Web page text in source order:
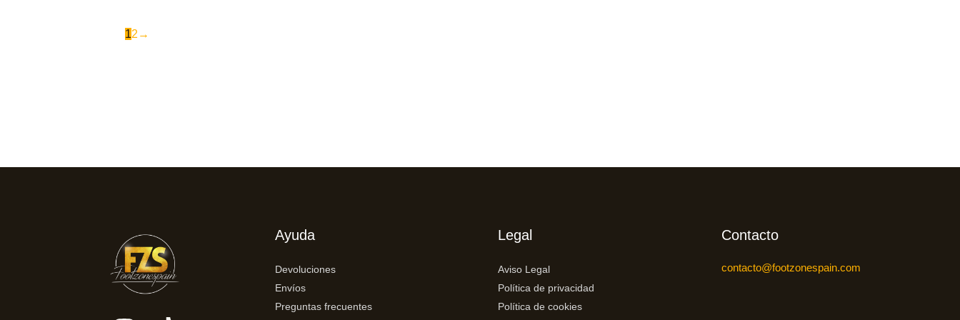
12 →
Ayuda
Devoluciones
Envíos
Preguntas frecuentes
Legal
Aviso Legal
Política de privacidad
Política de cookies
Contacto
contacto@footzonespain.com